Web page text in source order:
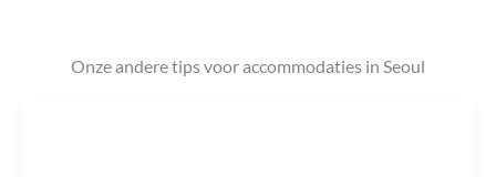
Onze andere tips voor accommodaties in Seoul